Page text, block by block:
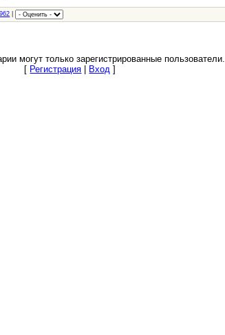
могут только зарегистрированные пользователи.
[ Регистрация Вход ]